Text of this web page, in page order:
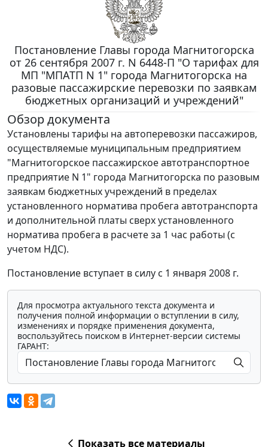
Постановление Главы города Магнитогорска
от 26 сентября 2007 г. N 6448-П "О тарифах для
МП "МПАТП N 1" города Магнитогорска на
разовые пассажирские перевозки по заявкам
бюджетных организаций и учреждений"
Обзор документа
Установлены тарифы на автоперевозки пассажиров,
осуществляемые муниципальным предприятием
"Магнитогорское пассажирское автотранспортное
предприятие N 1" города Магнитогорска по разовым
заявкам бюджетных учреждений в пределах
установленного норматива пробега автотранспорта
и дополнительной платы сверх установленного
норматива пробега в расчете за 1 час работы (с
учетом НДС).
Постановление вступает в силу с 1 января 2008 г.
Для просмотра актуального текста документа и
получения полной информации о вступлении в силу,
изменениях и порядке применения документа,
воспользуйтесь поиском в Интернет-версии системы
ГАРАНТ:
Показать все материалы